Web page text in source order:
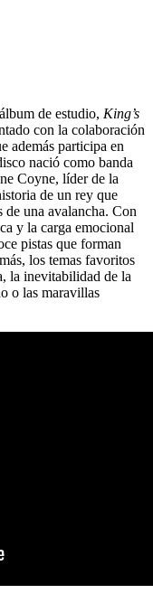
de estudio, King’s
con la colaboración
además participa en
nació como banda
Coyne, líder de la
de un rey que
de una avalancha. Con
y la carga emocional
pistas que forman
los temas favoritos
la inevitabilidad de la
o las maravillas